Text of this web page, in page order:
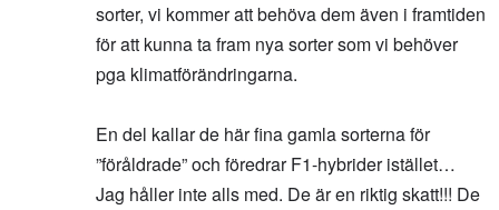
sorter, vi kommer att behöva dem även i framtiden
för att kunna ta fram nya sorter som vi behöver
pga klimatförändringarna.
En del kallar de här fina gamla sorterna för
”föråldrade” och föredrar F1-hybrider istället…
Jag håller inte alls med. De är en riktig skatt!!! De